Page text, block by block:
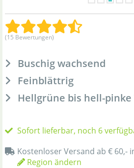
(15 Bewertungen)
Buschig wachsend
Feinblättrig
Hellgrüne bis hell-pinke
Sofort lieferbar, noch 6
Kostenloser Versand ab € 60,-
Region ändern